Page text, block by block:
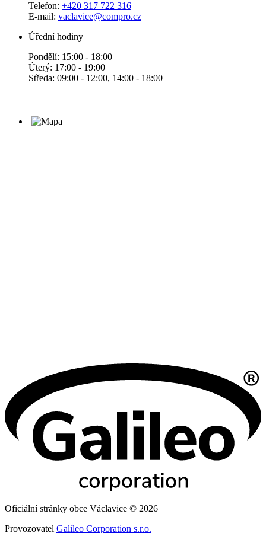
Telefon: +420 317 722 316
E-mail: vaclavice@compro.cz
Úřední hodiny
Pondělí: 15:00 - 18:00
Úterý: 17:00 - 19:00
Středa: 09:00 - 12:00, 14:00 - 18:00
Oficiální stránky obce Václavice © 2026
Provozovatel Galileo Corporation s.r.o.